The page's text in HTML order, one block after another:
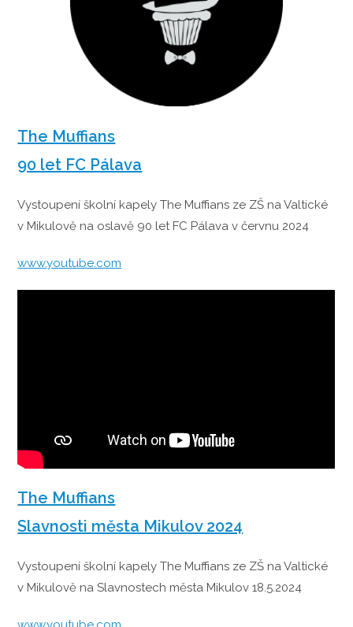
The Muffians
90 let FC Pálava
Vystoupení školní kapely The Muffians ze ZŠ na Valtické
v Mikulově na oslavě 90 let FC Pálava v červnu 2024
www.youtube.com
The Muffians
Slavnosti města Mikulov 2024
Vystoupení školní kapely The Muffians ze ZŠ na Valtické
v Mikulově na Slavnostech města Mikulov 18.5.2024